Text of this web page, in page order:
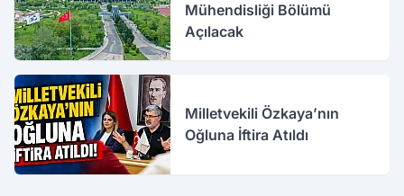
Mühendisliği Bölümü
Açılacak
Milletvekili Özkaya’nın
Oğluna İftira Atıldı